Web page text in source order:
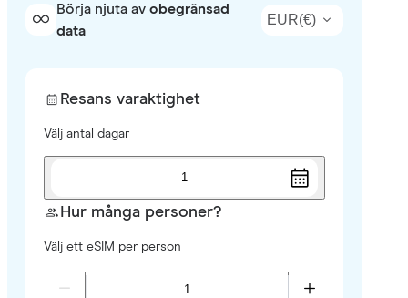
Börja njuta av obegränsad
data
EUR(€)
Resans varaktighet
Välj antal dagar
1
Hur många personer?
Välj ett eSIM per person